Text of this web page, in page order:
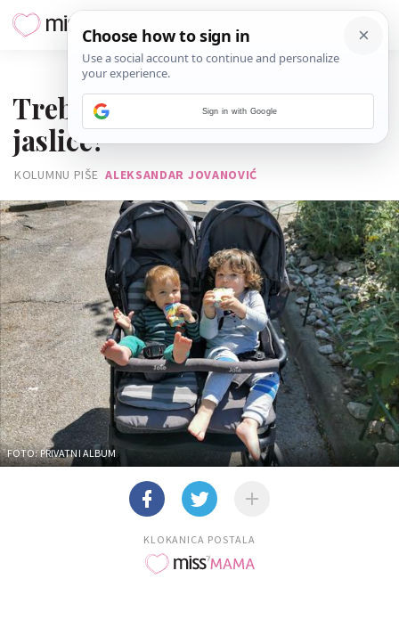
Trebamo li djecu slati u
jaslice?
KOLUMNU PIŠE ALEKSANDAR JOVANOVIĆ
FOTO: PRIVATNI ALBUM
KLOKANICA POSTALA
Sign in with Google